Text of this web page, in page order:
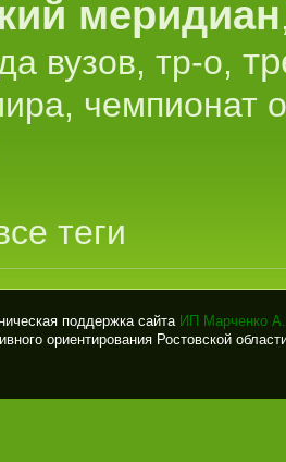
меридиан
вузов, тр-о,
, чемпионат
теги
поддержка сайта ИП Марченко
ориентирования Ростовской